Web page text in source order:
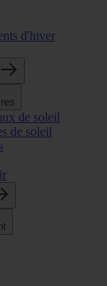
d'hiver
de soleil
de soleil